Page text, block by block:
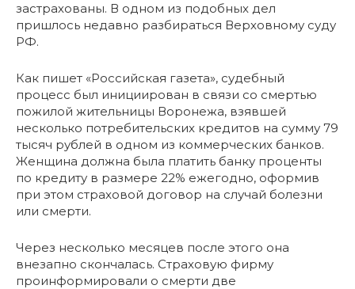
застрахованы. В одном из подобных дел
пришлось недавно разбираться Верховному суду
РФ.
Как пишет «Российская газета», судебный
процесс был инициирован в связи со смертью
пожилой жительницы Воронежа, взявшей
несколько потребительских кредитов на сумму 79
тысяч рублей в одном из коммерческих банков.
Женщина должна была платить банку проценты
по кредиту в размере 22% ежегодно, оформив
при этом страховой договор на случай болезни
или смерти.
Через несколько месяцев после этого она
внезапно скончалась. Страховую фирму
проинформировали о смерти две